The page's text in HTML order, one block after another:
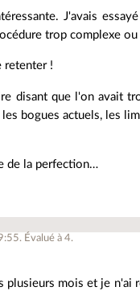
J'avais
trop complexe
retenter !
disant que l'on avait
bogues actuels, les
de la perfection…
. Évalué à4.
plusieurs mois et je n'ai